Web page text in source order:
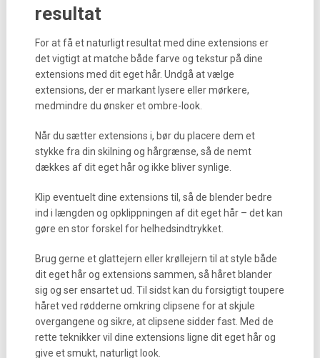
resultat
For at få et naturligt resultat med dine extensions er
det vigtigt at matche både farve og tekstur på dine
extensions med dit eget hår. Undgå at vælge
extensions, der er markant lysere eller mørkere,
medmindre du ønsker et ombre-look.
Når du sætter extensions i, bør du placere dem et
stykke fra din skilning og hårgrænse, så de nemt
dækkes af dit eget hår og ikke bliver synlige.
Klip eventuelt dine extensions til, så de blender bedre
ind i længden og opklippningen af dit eget hår – det kan
gøre en stor forskel for helhedsindtrykket.
Brug gerne et glattejern eller krøllejern til at style både
dit eget hår og extensions sammen, så håret blander
sig og ser ensartet ud. Til sidst kan du forsigtigt toupere
håret ved rødderne omkring clipsene for at skjule
overgangene og sikre, at clipsene sidder fast. Med de
rette teknikker vil dine extensions ligne dit eget hår og
give et smukt, naturligt look.